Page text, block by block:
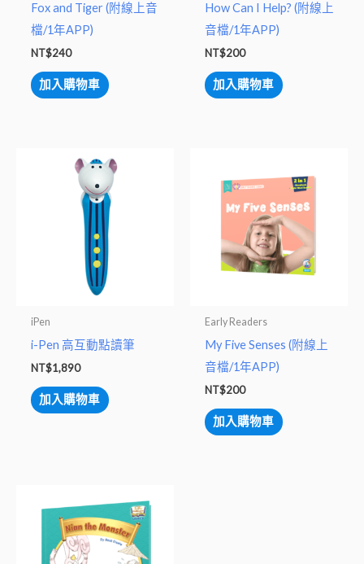
Fox and Tiger (附線上音
檔/1年APP)
NT$240
加入購物車
How Can I Help? (附線上
音檔/1年APP)
NT$200
加入購物車
iPen
i-Pen 高互動點讀筆
NT$1,890
加入購物車
Early Readers
My Five Senses (附線上
音檔/1年APP)
NT$200
加入購物車